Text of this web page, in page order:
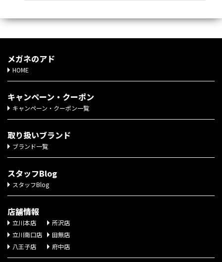
メガネのアド
HOME
キャンペーン・クーポン
キャンペーン・クーポン一覧
取り扱いブランド
ブランド一覧
スタッフBlog
スタッフBlog
店舗情報
立川本店
立川南口店
八王子店
所沢店
田無店
府中店